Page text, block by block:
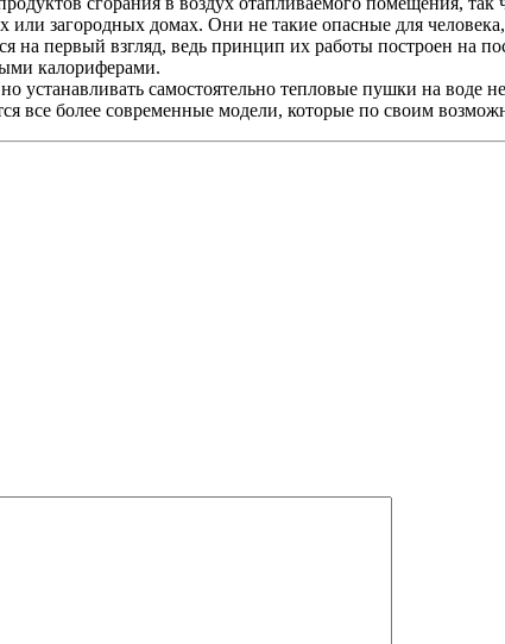
или загородных домах. Они не такие опасные для
на первый взгляд, ведь принцип их работы построен на
калориферами.
устанавливать самостоятельно тепловые пушки на воде
все более современные модели, которые по своим